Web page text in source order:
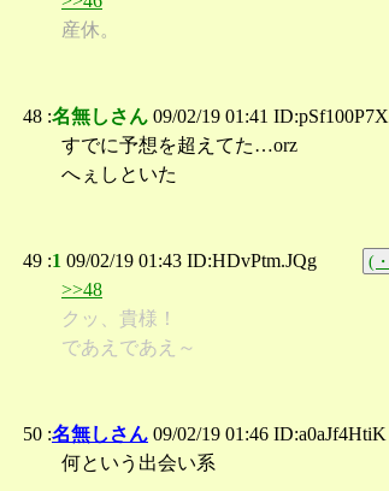
産休。
48 :名無しさん 09/02/19 01:41
すでに予想を超えてた…orz
へぇしといた
49 :1 09/02/19 01:43 ID:HDvPtm.JQg (
>>48
クッ、貴様！
であえであえ～
50 :名無しさん 09/02/19 01:46 ID:a0aJf4HtiK
何という出会い系